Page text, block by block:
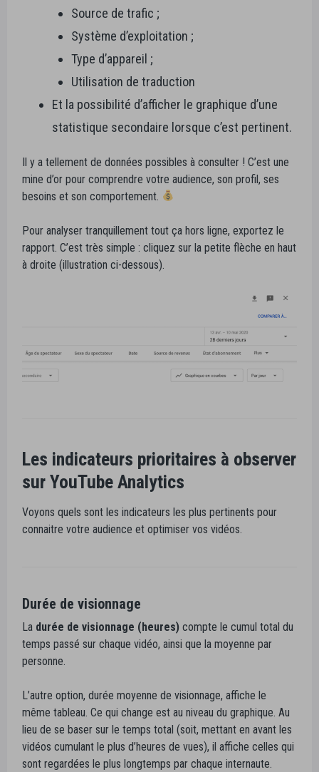
Source de trafic ;
Système d’exploitation ;
Type d’appareil ;
Utilisation de traduction
Et la possibilité d’afficher le graphique d’une
statistique secondaire lorsque c’est pertinent.
Il y a tellement de données possibles à consulter ! C’est une
mine d’or pour comprendre votre audience, son profil, ses
besoins et son comportement.
Pour analyser tranquillement tout ça hors ligne, exportez le
rapport. C’est très simple : cliquez sur la petite flèche en haut
à droite (illustration ci-dessous).
Les indicateurs prioritaires à observer
sur YouTube Analytics
Voyons quels sont les indicateurs les plus pertinents pour
connaitre votre audience et optimiser vos vidéos.
Durée de visionnage
La durée de visionnage (heures) compte le cumul total du
temps passé sur chaque vidéo, ainsi que la moyenne par
personne.
L’autre option, durée moyenne de visionnage, affiche le
même tableau. Ce qui change est au niveau du graphique. Au
lieu de se baser sur le temps total (soit, mettant en avant les
vidéos cumulant le plus d’heures de vues), il affiche celles qui
sont regardées le plus longtemps par chaque internaute.